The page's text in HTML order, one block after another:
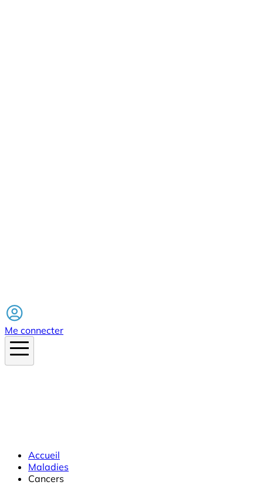
Me connecter
Accueil
Maladies
Cancers